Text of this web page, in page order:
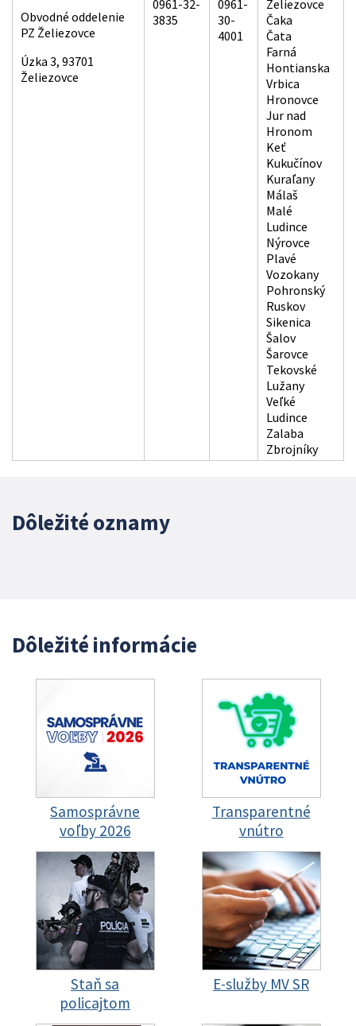
Obvodné oddelenie
PZ Želiezovce
Úzka 3, 93701
Želiezovce
0961-32-
3835
0961-
30-
4001
Želiezovce
Čaka
Čata
Farná
Hontianska
Vrbica
Hronovce
Jur nad
Hronom
Keť
Kukučínov
Kuraľany
Málaš
Malé
Ludince
Nýrovce
Plavé
Vozokany
Pohronský
Ruskov
Sikenica
Šalov
Šarovce
Tekovské
Lužany
Veľké
Ludince
Zalaba
Zbrojníky
Dôležité oznamy
Dôležité informácie
Samosprávne
voľby 2026
Transparentné
vnútro
Staň sa
policajtom
E-služby MV SR